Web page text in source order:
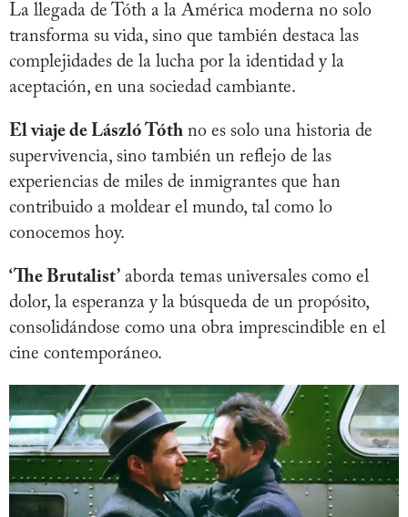
La llegada de Tóth a la América moderna no solo
transforma su vida, sino que también destaca las
complejidades de la lucha por la identidad y la
aceptación, en una sociedad cambiante.
El viaje de László Tóth no es solo una historia de
supervivencia, sino también un reflejo de las
experiencias de miles de inmigrantes que han
contribuido a moldear el mundo, tal como lo
conocemos hoy.
‘The Brutalist’ aborda temas universales como el
dolor, la esperanza y la búsqueda de un propósito,
consolidándose como una obra imprescindible en el
cine contemporáneo.